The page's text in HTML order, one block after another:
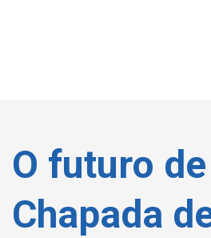
O futuro de
Chapada